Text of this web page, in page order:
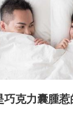
克力囊腫惹